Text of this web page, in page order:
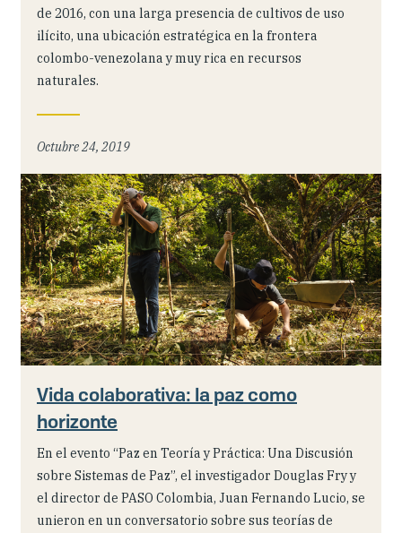
de 2016, con una larga presencia de cultivos de uso
ilícito, una ubicación estratégica en la frontera
colombo-venezolana y muy rica en recursos
naturales.
Octubre 24, 2019
Vida colaborativa: la paz como
horizonte
En el evento “Paz en Teoría y Práctica: Una Discusión
sobre Sistemas de Paz”, el investigador Douglas Fry y
el director de PASO Colombia, Juan Fernando Lucio, se
unieron en un conversatorio sobre sus teorías de